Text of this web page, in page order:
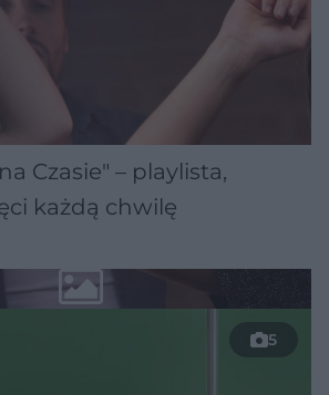
Czasie" – playlista,
każdą chwilę
5